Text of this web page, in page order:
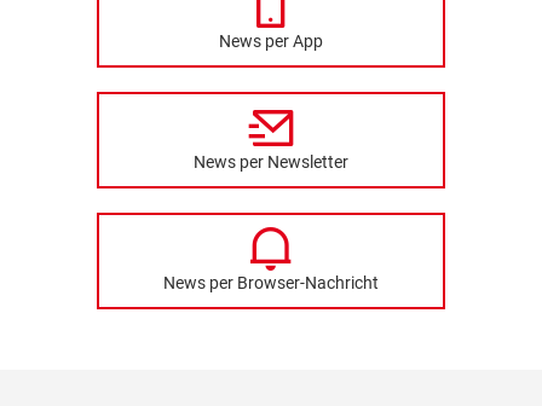
News per App
News per Newsletter
News per Browser-Nachricht